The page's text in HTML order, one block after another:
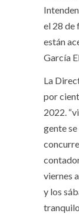
el 28 de
están
García
La
por
2022.
gente
viernes
y los